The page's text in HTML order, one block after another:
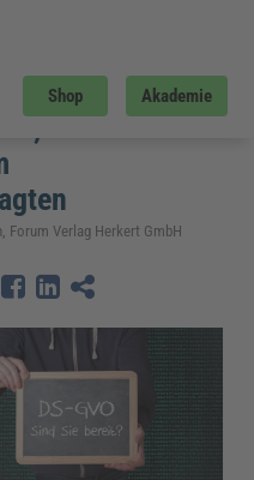
Shop Akademie
Pflichten und der
im
Pflichten und
Forum Verlag Herkert GmbH